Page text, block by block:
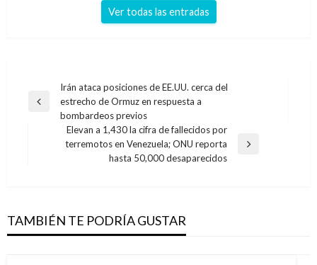
Ver todas las entradas
Navegación
de
entradas
Entrada
anterior
Irán ataca posiciones de EE.UU. cerca del
estrecho de Ormuz en respuesta a
bombardeos previos
Entrada
Elevan a 1,430 la cifra de fallecidos por
terremotos en Venezuela; ONU reporta
hasta 50,000 desaparecidos
TAMBIÉN TE PODRÍA GUSTAR